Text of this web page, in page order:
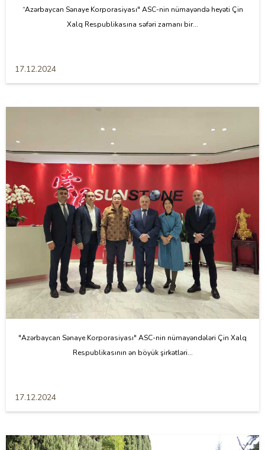
“Azərbaycan Sənaye Korporasiyası" ASC-nin nümayəndə heyəti Çin
Xalq Respublikasına səfəri zamanı bir...
17.12.2024
"Azərbaycan Sənaye Korporasiyası" ASC-nin nümayəndələri Çin Xalq
Respublikasının ən böyük şirkətləri...
17.12.2024